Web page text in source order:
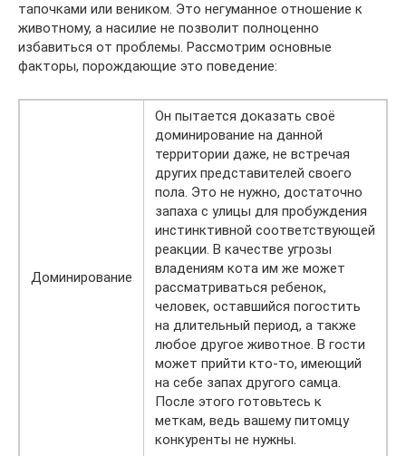
тапочками или веником. Это негуманное отношение к
животному, а насилие не позволит полноценно
избавиться от проблемы. Рассмотрим основные
факторы, порождающие это поведение:
Доминирование
Он пытается доказать своё
доминирование на данной
территории даже, не встречая
других представителей своего
пола. Это не нужно, достаточно
запаха с улицы для пробуждения
инстинктивной соответствующей
реакции. В качестве угрозы
владениям кота им же может
рассматриваться ребенок,
человек, оставшийся погостить
на длительный период, а также
любое другое животное. В гости
может прийти кто-то, имеющий
на себе запах другого самца.
После этого готовьтесь к
меткам, ведь вашему питомцу
конкуренты не нужны.